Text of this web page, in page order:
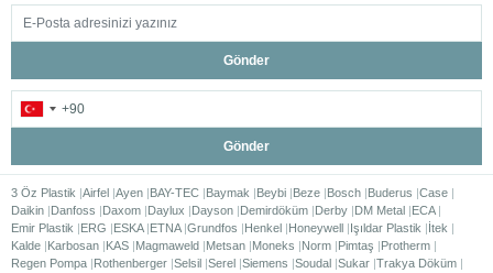
Gönder
Gönder
3 Öz Plastik Airfel Ayen BAY-TEC Baymak Beybi Beze Bosch Buderus Case
Daikin Danfoss Daxom Daylux Dayson Demirdöküm Derby DM Metal ECA
Emir Plastik
ERG ESKA ETNA Grundfos Henkel Honeywell Işıldar Plastik
İtek
Kalde Karbosan KAS Magmaweld Metsan Moneks Norm Pimtaş
Protherm
Regen Pompa Rothenberger Selsil Serel Siemens Soudal Sukar Trakya Döküm